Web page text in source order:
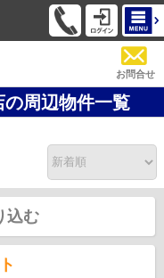
お問合せ
周辺物件一覧
込む